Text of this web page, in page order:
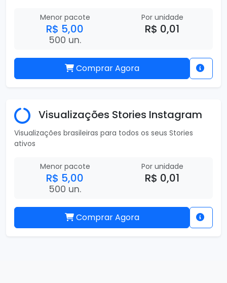
Menor pacote
R$ 5,00
500 un.
Por unidade
R$ 0,01
Comprar Agora
Visualizações Stories Instagram
Visualizações brasileiras para todos os seus Stories
ativos
Menor pacote
R$ 5,00
500 un.
Por unidade
R$ 0,01
Comprar Agora